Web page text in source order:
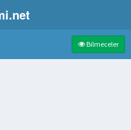
Bilmeceler